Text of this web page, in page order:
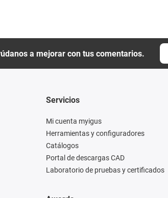
a mejorar con tus comentarios.
Servicios
Mi cuenta myigus
Herramientas y configuradores
Catálogos
Portal de descargas CAD
Laboratorio de pruebas y certificados